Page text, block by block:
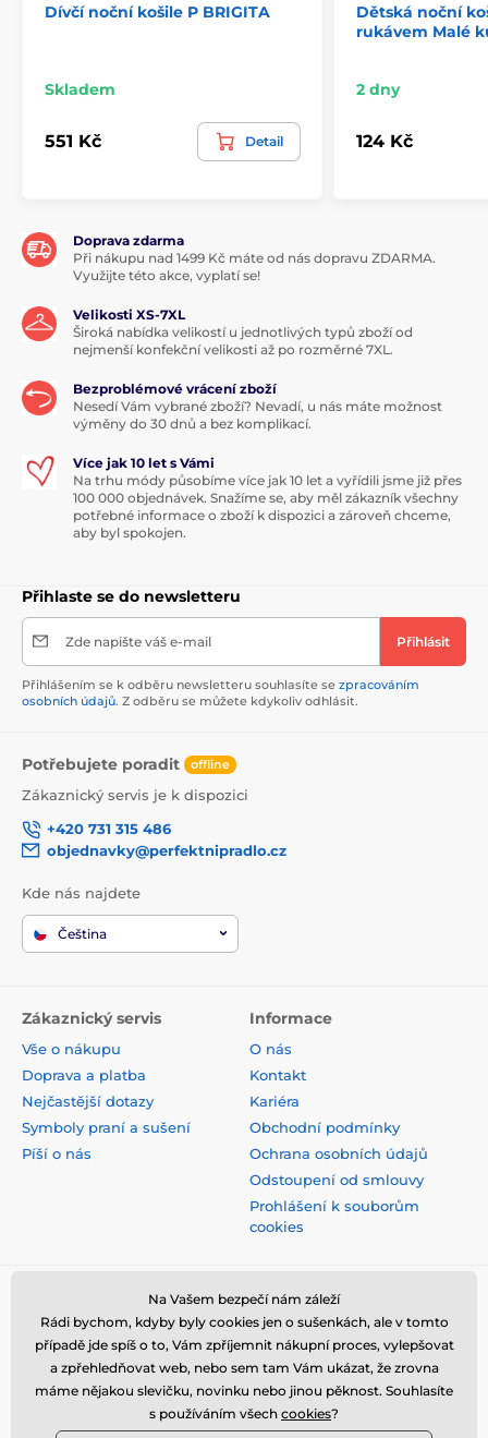
Dívčí noční košile P BRIGITA
Skladem
551 Kč Detail
Dětská noční
rukávem Malé
2 dny
124 Kč
Doprava zdarma
Při nákupu nad 1499 Kč máte od nás dopravu ZDARMA.
Využijte této akce, vyplatí se!
Velikosti XS-7XL
Široká nabídka velikostí u jednotlivých typů zboží od
nejmenší konfekční velikosti až po rozměrné 7XL.
Bezproblémové vrácení zboží
Nesedí Vám vybrané zboží? Nevadí, u nás máte možnost
výměny do 30 dnů a bez komplikací.
Více jak 10 let s Vámi
Na trhu módy působíme více jak 10 let a vyřídili jsme již přes
100 000 objednávek. Snažíme se, aby měl zákazník všechny
potřebné informace o zboží k dispozici a zároveň chceme,
aby byl spokojen.
Přihlaste se do newsletteru
Zde napište váš e-mail Přihlásit
Přihlášením se k odběru newsletteru souhlasíte se zpracováním
osobních údajů. Z odběru se můžete kdykoliv odhlásit.
Potřebujete poradit offline
Zákaznický servis je k dispozici
+420 731 315 486
objednavky@perfektnipradlo.cz
Kde nás najdete
Čeština
Zákaznický servis
Vše o nákupu
Doprava a platba
Nejčastější dotazy
Symboly praní a sušení
Píší o nás
Informace
O nás
Kontakt
Kariéra
Obchodní podmínky
Ochrana osobních údajů
Odstoupení od smlouvy
Prohlášení k souborům
cookies
Bezpečná platba kartou
Na Vašem bezpečí nám záleží
Rádi bychom, kdyby byly cookies jen o sušenkách, ale v tomto
případě jde spíš o to, Vám zpříjemnit nákupní proces, vylepšovat
a zpřehledňovat web, nebo sem tam Vám ukázat, že zrovna
máme nějakou slevičku, novinku nebo jinou pěknost. Souhlasíte
s používáním všech cookies?